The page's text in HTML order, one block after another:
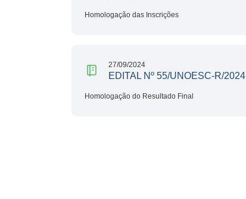
Homologação das Inscrições
27/09/2024
EDITAL Nº 55/UNOESC-R/2024
Homologação do Resultado Final